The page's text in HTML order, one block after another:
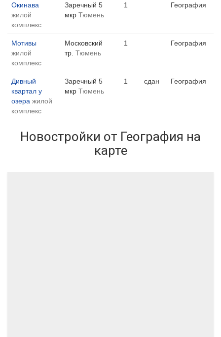
Окинава
жилой
комплекс
Заречный 5
мкр Тюмень
1 География
Мотивы
жилой
комплекс
Московский
тр. Тюмень
1 География
Дивный
квартал у
озера жилой
комплекс
Заречный 5
мкр Тюмень
1 сдан География
Новостройки от География на
карте